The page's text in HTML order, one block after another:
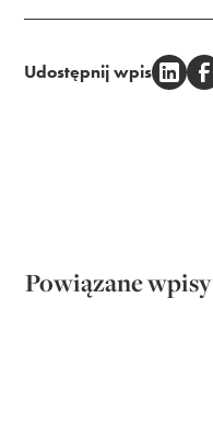
Udostępnij wpis
Powiązane wpisy